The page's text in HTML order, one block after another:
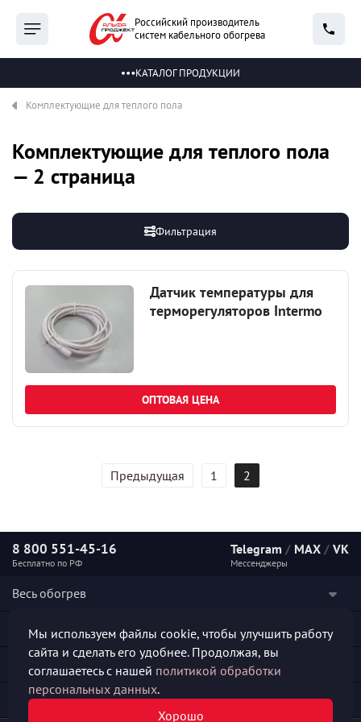
Российский производитель
систем кабельного обогрева
КАТАЛОГ ПРОДУКЦИИ
Комплектующие для теплого пола
Комплектующие для теплого пола
— 2 страница
Фильтрация
Датчик температуры для
терморегуляторов Intermo
ОПТОВАЯ ЦЕНА
Предыдущая 1 2
8 800 551-45-16
Бесплатно по РФ
Telegram / MAX / VK
Мессенджеры
Весь обогрев
Наши услуги
Полезная информация
Мы используем файлы cookie, чтобы улучшить работу
сайта и сделать его удобнее. Продолжая, вы
соглашаетесь с нашей политикой обработки
персональных данных.
Хорошо